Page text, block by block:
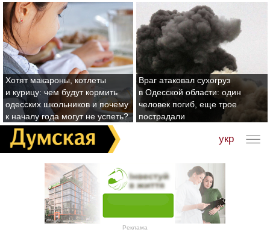
Хотят макароны, котлеты
и курицу: чем будут кормить
одесских школьников и почему
к началу года могут не успеть?
Враг атаковал сухогруз
в Одесской области: один
человек погиб, еще трое
пострадали
укр
Реклама